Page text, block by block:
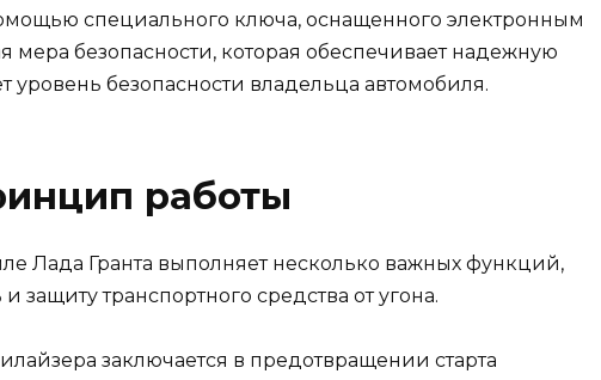
специального ключа, оснащенного электронным
мера безопасности, которая обеспечивает надежную
уровень безопасности владельца автомобиля.
работы
Лада Гранта выполняет несколько важных функций,
защиту транспортного средства от угона.
заключается в предотвращении старта